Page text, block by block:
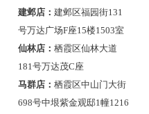
建邺店： 建邺区福园街131
号万达广场F座15楼1503室
仙林店： 栖霞区仙林大道
181号万达茂C座
马群店： 栖霞区中山门大街
698号中垠紫金观邸1幢1216